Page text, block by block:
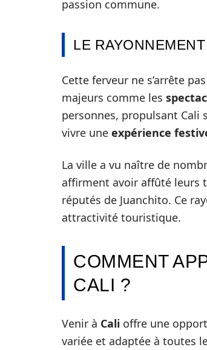
passion commune.
LE
Cette ferveur ne s’arrête
majeurs comme les
personnes, propulsant Cali
vivre une expérience
La ville a vu naître de
affirment avoir affûté leurs
réputés de Juanchito. Ce
attractivité touristique.
COMMENT
CALI ?
Venir à Cali offre une
variée et adaptée à toutes